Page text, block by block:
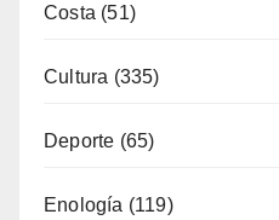
Cultura(335)
Deporte (65)
Enología(119)
Eventos(116)